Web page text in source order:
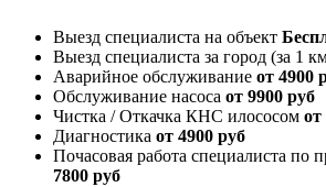
Выезд специалиста на объект
Выезд специалиста за город (за 1
Аварийное обслуживание от 4900
Обслуживание насоса от 9900 руб
Чистка / Откачка КНС илососом от
Диагностика от 4900 руб
Почасовая работа специалиста по
7800 руб